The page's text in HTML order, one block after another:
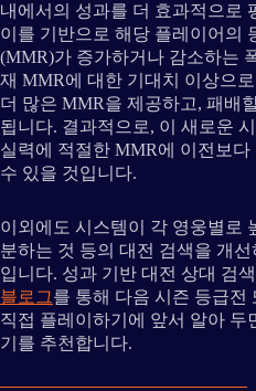
내에서의 성과를 더 효과적으로
이를 기반으로 해당 플레이어의
(MMR)가 증가하거나 감소하는
재 MMR에 대한 기대치 이상으
더 많은 MMR을 제공하고, 패배
됩니다. 결과적으로, 이 새로운
실력에 적절한 MMR에 이전보
수 있을 것입니다.
이외에도 시스템이 각 영웅별로
분하는 것 등의 대전 검색을 개
입니다. 성과 기반 대전 상대 검
블로그를 통해 다음 시즌 등급전
직접 플레이하기에 앞서 알아 두
기를 추천합니다.